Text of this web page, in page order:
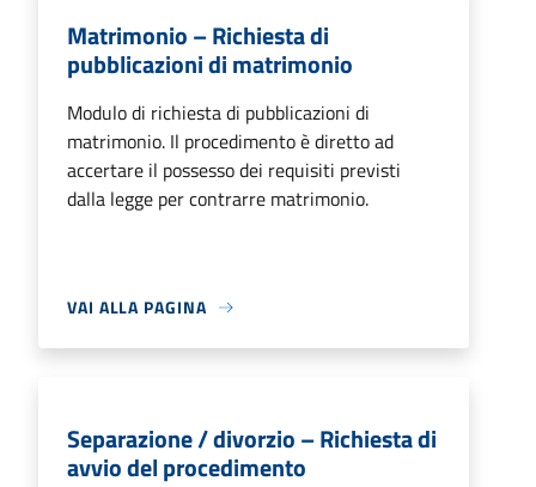
Matrimonio – Richiesta di
pubblicazioni di matrimonio
Modulo di richiesta di pubblicazioni di
matrimonio. Il procedimento è diretto ad
accertare il possesso dei requisiti previsti
dalla legge per contrarre matrimonio.
VAI ALLA PAGINA
Separazione / divorzio – Richiesta di
avvio del procedimento